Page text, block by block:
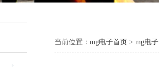
当前位置： mg电子首页 > mg电子